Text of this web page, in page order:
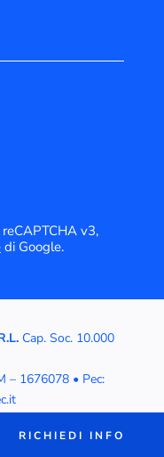
v3,
di Google.
Cap. Soc. 10.000
– 1676078 • Pec:
RICHIEDI INFO